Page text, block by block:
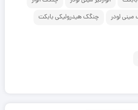
لودر
چنگک هیدرولیکی بابکت